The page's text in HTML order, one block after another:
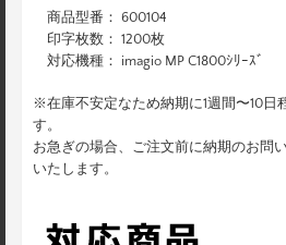
商品型番： 600104
印字枚数： 1200枚
対応機種： imagio MP C1800ｼﾘｰｽﾞ
※在庫不安定なため納期に1週間〜10日
す。
お急ぎの場合、ご注文前に納期のお問
いたします。